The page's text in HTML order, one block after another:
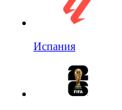
Испания